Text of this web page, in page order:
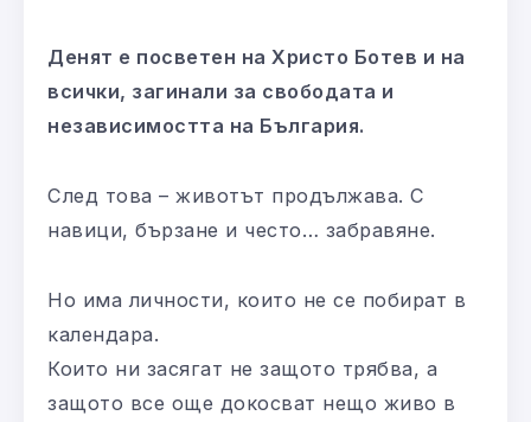
Денят е посветен на Христо Ботев и на
всички, загинали за свободата и
независимостта на България.
След това – животът продължава. С
навици, бързане и често… забравяне.
Но има личности, които не се побират в
календара.
Които ни засягат не защото трябва, а
защото все още докосват нещо живо в